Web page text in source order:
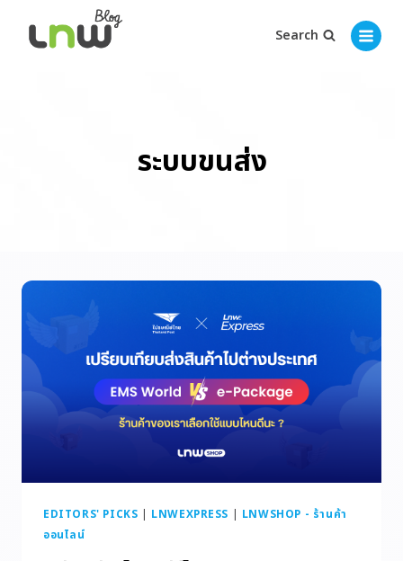
Search
ระบบขนส่ง
EDITORS' PICKS | LNWEXPRESS | LNWSHOP - ร้านค้า
ออนไลน์